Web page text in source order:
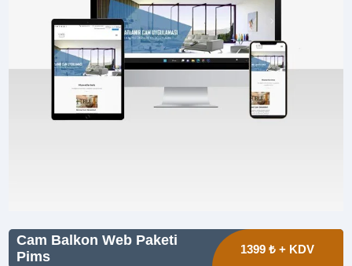
Cam Balkon Web Paketi
Pims
1399 ₺ + KDV